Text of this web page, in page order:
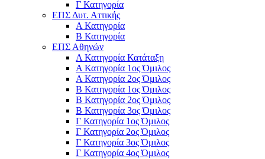
Γ Κατηγορία
ΕΠΣ Δυτ. Αττικής
Α Κατηγορία
Β Κατηγορία
ΕΠΣ Αθηνών
Α Κατηγορία Κατάταξη
Α Κατηγορία 1ος Όμιλος
Α Κατηγορία 2ος Όμιλος
Β Κατηγορία 1ος Όμιλος
Β Κατηγορία 2ος Όμιλος
Β Κατηγορία 3ος Όμιλος
Γ Κατηγορία 1ος Όμιλος
Γ Κατηγορία 2ος Όμιλος
Γ Κατηγορία 3ος Όμιλος
Γ Κατηγορία 4ος Όμιλος